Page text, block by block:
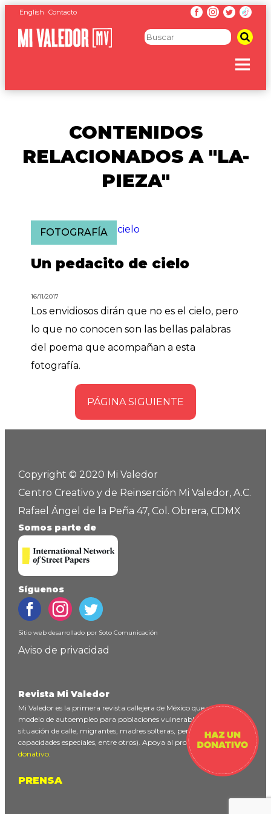
English Contacto
CONTENIDOS
RELACIONADOS A "LA-
PIEZA"
FOTOGRAFÍA
Un pedacito de cielo
16/11/2017
Los envidiosos dirán que no es el cielo, pero
lo que no conocen son las bellas palabras
del poema que acompañan a esta
fotografía.
PÁGINA SIGUIENTE
Copyright © 2020 Mi Valedor
Centro Creativo y de Reinserción Mi Valedor, A.C.
Rafael Ángel de la Peña 47, Col. Obrera, CDMX
Somos parte de
Síguenos
Sitio web desarrollado por Soto Comunicación
Aviso de privacidad
Revista Mi Valedor
Mi Valedor es la primera revista callejera de México que ofrece un
modelo de autoempleo para poblaciones vulnerables (personas en
situación de calle, migrantes, madres solteras, personas con
capacidades especiales, entre otros). Apoya al proyectohaciendo un
donativo.
PRENSA